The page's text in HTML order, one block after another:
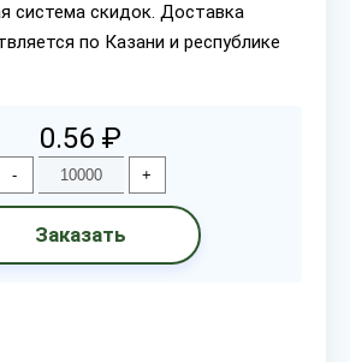
система скидок. Доставка
по Казани и республике
0.56 ₽
- +
Заказать